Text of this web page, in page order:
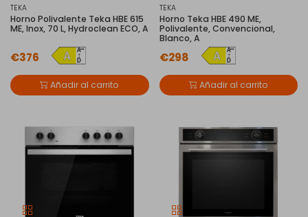
TEKA
Horno Polivalente Teka HBE 615
ME, Inox, 70 L, Hydroclean ECO, A
€376
Añadir al carrito
TEKA
Horno Teka HBE 490 ME,
Polivalente, Convencional,
Blanco, A
€298
Añadir al carrito